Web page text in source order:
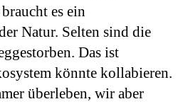
es ein
Natur. Selten sind die
Das ist
könnte kollabieren.
überleben, wir aber